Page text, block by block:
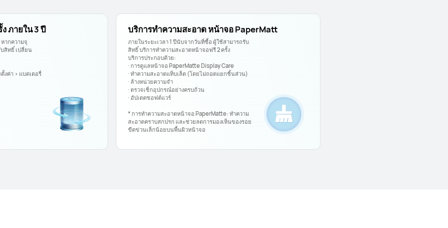
ภายใน 3 ปี
ากความจุ
สิทธิ์ เปลี่ยน
งค่า > แบตเตอรี่
บริการทำความสะอาด หน้าจอ PaperMatt
ภายในระยะเวลา 1 ปีนับจากวันที่ซื้อ ผู้ใช้สามารถรับ
สิทธิ์ บริการทำความสะอาดหน้าจอฟรี 2 ครั้ง
บริการประกอบด้วย:
· การดูแลหน้าจอ PaperMatte Display Care
· ทำความสะอาดแท็บเล็ต (โดยไม่ถอดแยกชิ้นส่วน)
· ล้างหน่วยความจำ
· ตรวจเช็กอุปกรณ์อย่างครบถ้วน
· อัปเดตซอฟต์แวร์
* การทำความสะอาดหน้าจอ PaperMatte: ทำความ
สะอาดคราบสกปรก และช่วยลดการมองเห็นของรอย
ขีดข่วนเล็กน้อยบนพื้นผิวหน้าจอ